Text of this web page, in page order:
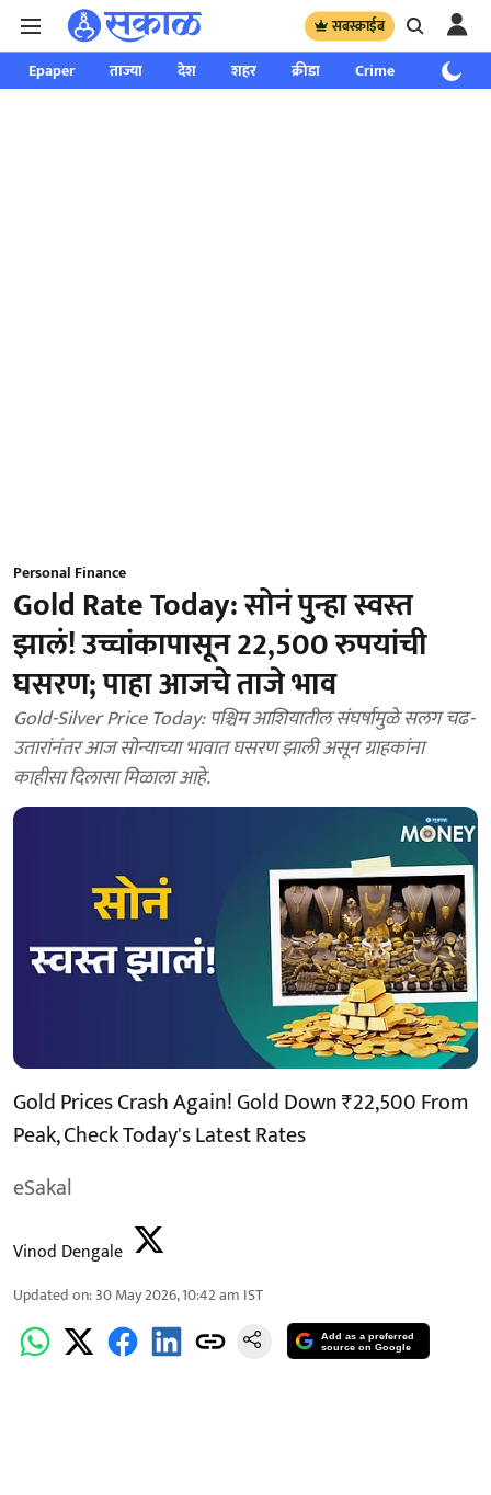
सबस्क्राईब
Epaper ताज्या देश शहर क्रीडा Crime साप्ताहिक
Personal Finance
Gold Rate Today: सोनं पुन्हा स्वस्त
झालं! उच्चांकापासून 22,500 रुपयांची
घसरण; पाहा आजचे ताजे भाव
Gold-Silver Price Today: पश्चिम आशियातील संघर्षामुळे सलग चढ-
उतारांनंतर आज सोन्याच्या भावात घसरण झाली असून ग्राहकांना
काहीसा दिलासा मिळाला आहे.
Gold Prices Crash Again! Gold Down ₹22,500 From
Peak, Check Today's Latest Rates
eSakal
Vinod Dengale
Updated on:30 May 2026, 10:42 am IST
Add as a preferred
source on Google